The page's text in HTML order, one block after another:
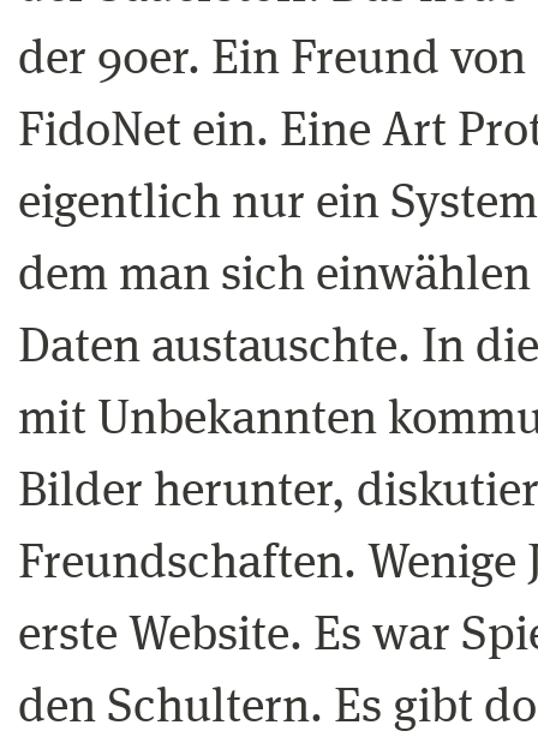
der 90er. Ein Freund
FidoNet ein. Eine Art
eigentlich nur ein
dem man sich
Daten austauschte. In
mit Unbekannten
Bilder herunter,
Freundschaften. Wenige
erste Website. Es war
den Schultern. Es gibt